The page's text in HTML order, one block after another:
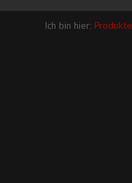
Ich bin hier: Produkte